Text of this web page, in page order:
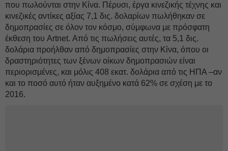
που πωλούνται στην Κίνα. Πέρυσι, έργα κινεζικής τέχνης και
κινεζικές αντίκες αξίας 7,1 δις. δολαρίων πωλήθηκαν σε
δημοπρασίες σε όλον τον κόσμο, σύμφωνα με πρόσφατη
έκθεση του Artnet. Από τις πωλήσεις αυτές, τα 5,1 δις.
δολάρια προήλθαν από δημοπρασίες στην Κίνα, όπου οι
δραστηριότητες των ξένων οίκων δημοπρασιών είναι
περιορισμένες, και μόλις 408 εκατ. δολάρια από τις ΗΠΑ –αν
και το ποσό αυτό ήταν αυξημένο κατά 62% σε σχέση με το
2016.